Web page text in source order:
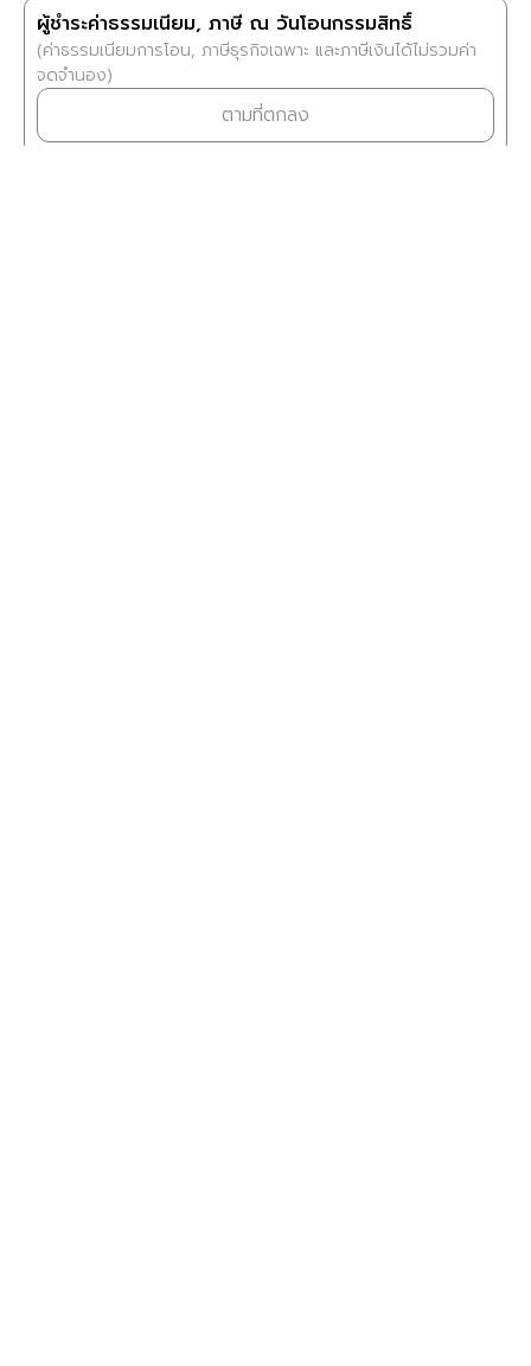
ผู้ชำระค่าธรรมเนียม, ภาษี ณ วันโอนกรรมสิทธิ์
(ค่าธรรมเนียมการโอน, ภาษีธุรกิจเฉพาะ และภาษีเงินได้ไม่รวมค่า
จดจำนอง)
ตามที่ตกลง